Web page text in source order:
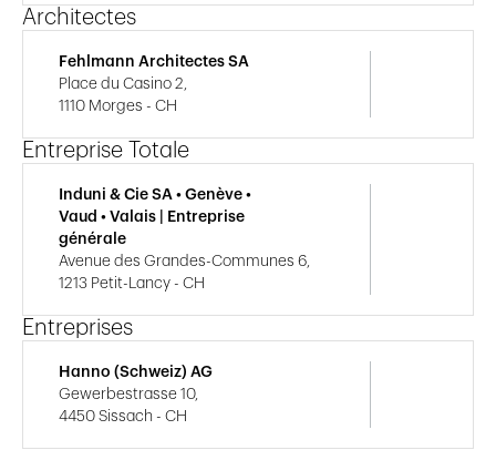
Architectes
Fehlmann Architectes SA
Place du Casino 2,
1110 Morges - CH
Entreprise Totale
Induni & Cie SA • Genève •
Vaud • Valais | Entreprise
générale
Avenue des Grandes-Communes 6,
1213 Petit-Lancy - CH
Entreprises
Hanno (Schweiz) AG
Gewerbestrasse 10,
4450 Sissach - CH